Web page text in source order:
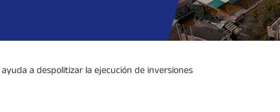
a despolitizar la ejecución de inversiones